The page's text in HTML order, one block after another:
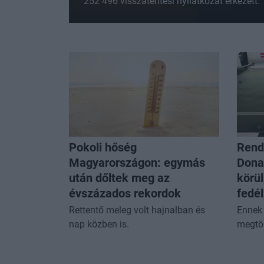
Pokoli hőség
Magyarországon: egymás
után dőltek meg az
évszázados rekordok
Rettentő meleg volt hajnalban és
nap közben is.